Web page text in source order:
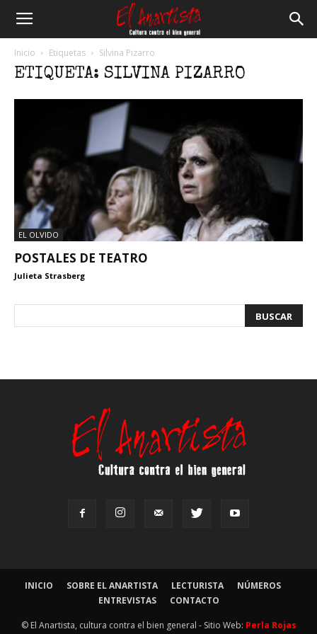
Inicio Etiquetas Silvina Pizarro
ETIQUETA: SILVINA PIZARRO
EL OLVIDO
POSTALES DE TEATRO
Julieta Strasberg
INICIO SOBRE EL ANARTISTA LECTURISTA
NÚMEROS
ENTREVISTAS
CONTACTO
© El Anartista, cultura contra el bien general - Sitio Web: Perla Rojas